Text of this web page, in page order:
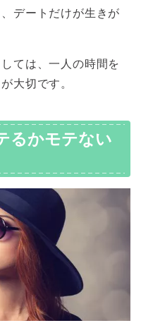
デートだけが生きが
ては、一人の時間を
大切です。
るかモテない